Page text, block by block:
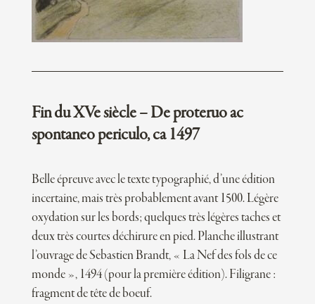
Fin du XVe siècle – De proteruo ac
spontaneo periculo, ca 1497
Belle épreuve avec le texte typographié, d’une édition
incertaine, mais très probablement avant 1500. Légère
oxydation sur les bords; quelques très légères taches et
deux très courtes déchirure en pied. Planche illustrant
l’ouvrage de Sebastien Brandt, « La Nef des fols de ce
monde », 1494 (pour la première édition). Filigrane :
fragment de tête de boeuf.